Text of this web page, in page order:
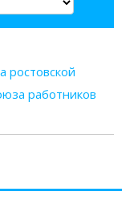
ростовской
работников